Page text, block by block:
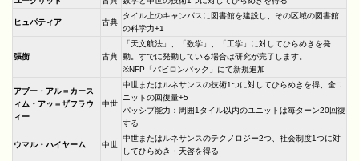
ヒュパティア 古典
タイル上のキャンパスに図書館を建設し、その区域の図書館
の科学力+1
張衡 古典
「天文航法」、「数学」、「工学」に対してひらめきを発
動。すでに発動している場合は研究が完了します。
※NFP「バビロンパック」にて新規追加
アブー・アル＝カース
ィム・アッ＝ザフラウ
ィー
中世
中世またはルネサンスの技術1つに対してひらめきを得、全ユ
ニットの回復量+5
パッシブ能力：周囲1タイル以内のユニットは毎ターン20回復
する
ウマル・ハイヤーム 中世
中世またはルネサンスのテクノロジー2つ、社会制度1つに対
してひらめき・天啓を得る